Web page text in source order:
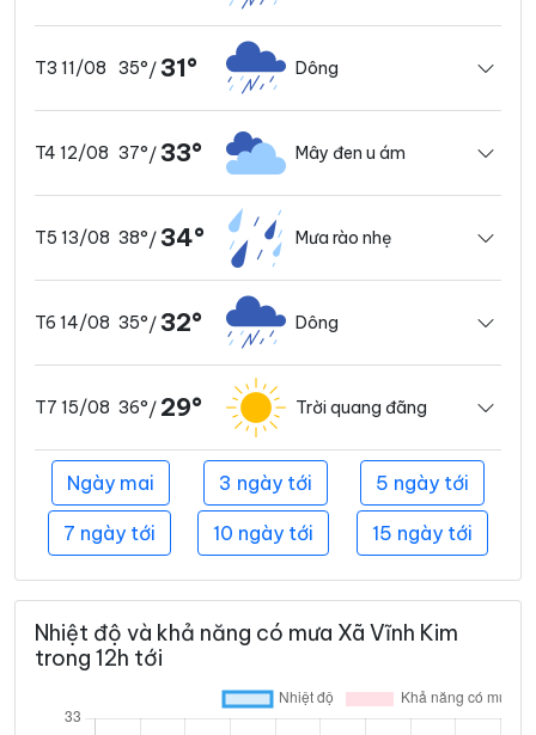
T3 11/08 35°/ 31° Dông
T4 12/08 37°/ 33° Mây đen u ám
T5 13/08 38°/ 34° Mưa rào nhẹ
T6 14/08 35°/ 32° Dông
T7 15/08 36°/ 29° Trời quang đãng
Ngày mai 3 ngày tới 5 ngày tới
7 ngày tới 10 ngày tới 15 ngày tới
Nhiệt độ và khả năng có mưa Xã Vĩnh Kim
trong 12h tới